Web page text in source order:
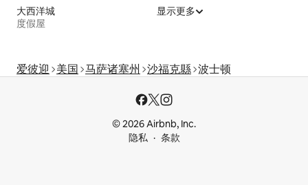
大西洋城
度假屋
显示更多
爱彼迎 美国 马萨诸塞州 沙福克縣 波士顿
© 2026 Airbnb, Inc.
隐私
条款